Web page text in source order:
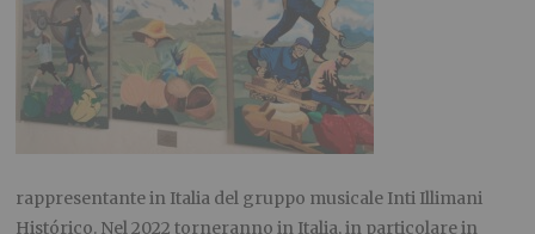
rappresentante in Italia del gruppo musicale Inti Illimani
Histórico. Nel 2022 torneranno in Italia, in particolare in